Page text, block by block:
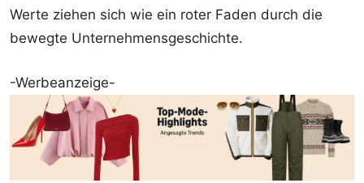
Werte ziehen sich wie ein roter Faden durch die
bewegte Unternehmensgeschichte.
-Werbeanzeige-